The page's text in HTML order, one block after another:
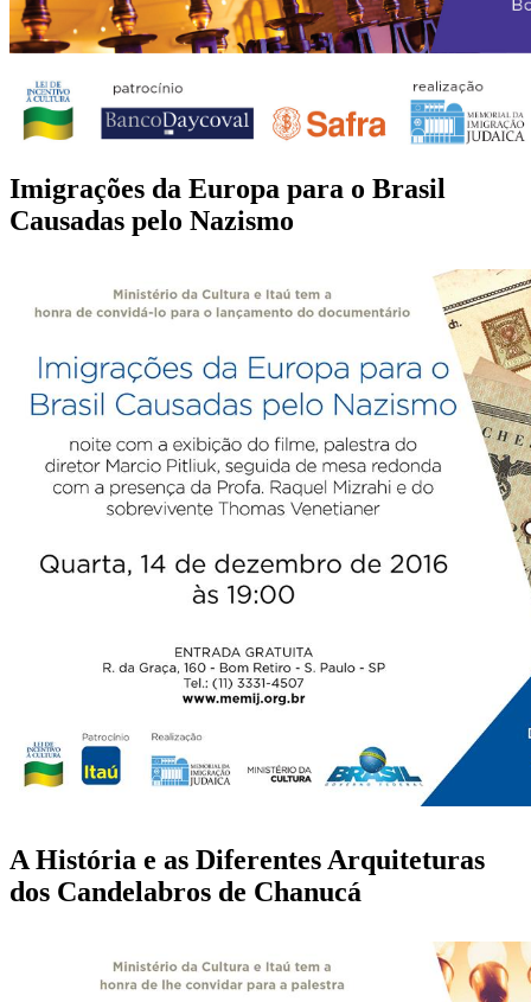
Imigrações da Europa para o Brasil
Causadas pelo Nazismo
A História e as Diferentes Arquiteturas
dos Candelabros de Chanucá